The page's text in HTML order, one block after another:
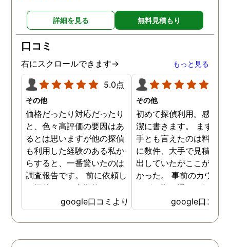
詳細を見る 無料見積もり
口コミ
右にスクロールできます→ もっと見る
5.0点
その他
価格だったり対応だったり
と、色々高評価の要因はあ
るとは思いますが他の探偵
も利用した経験のある私か
らすると、一番驚いたのは
調査報告です。 前に依頼し
た探偵では、定期的にまと
めて報告がくる為なかなか
実際の現状を把握するのが
難しかったですが、ここは
google口コミより
その他
初めて探偵利用。感想を
潔に書きます。 まず、
手とも言えたのは料金。
に数件、大手で見積もり
出していたがここが一番
かった。 事前のカウン
ングの際の通りの価格で
途中での追加料金なども
く安心してお任せできた
由のひとつ。 かと言っ
google口コミ